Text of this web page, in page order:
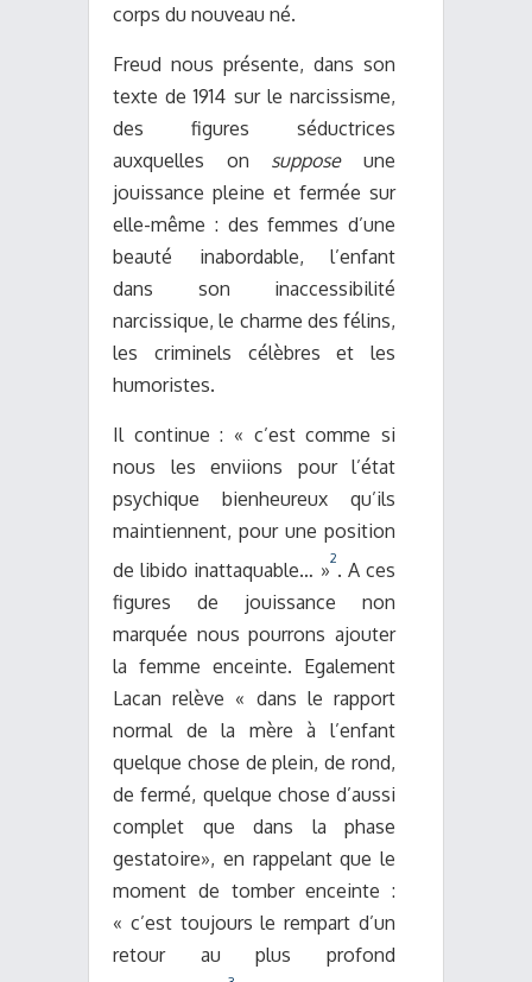
corps du nouveau né.
Freud nous présente, dans son
texte de 1914 sur le narcissisme,
des figures séductrices
auxquelles on supposeune
jouissance pleine et fermée sur
elle-même : des femmes d’une
beauté inabordable, l’enfant
dans son inaccessibilité
narcissique, le charme des félins,
les criminels célèbres et les
humoristes.
Il continue : « c’est comme si
nous les enviions pour l’état
psychique bienheureux qu’ils
maintiennent, pour une position
de libido inattaquable… »2. A ces
figures de jouissance non
marquée nous pourrons ajouter
la femme enceinte. Egalement
Lacan relève « dans le rapport
normal de la mère à l’enfant
quelque chose de plein, de rond,
de fermé, quelque chose d’aussi
complet que dans la phase
gestatoire», en rappelant que le
moment de tomber enceinte :
« c’est toujours le rempart d’un
retour au plus profond